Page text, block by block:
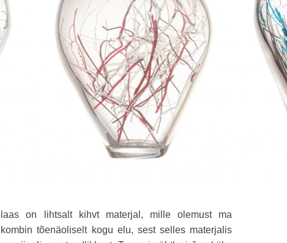
laas on lihtsalt kihvt materjal, mille olemust ma
kombin tõenäoliselt kogu elu, sest selles materjalis